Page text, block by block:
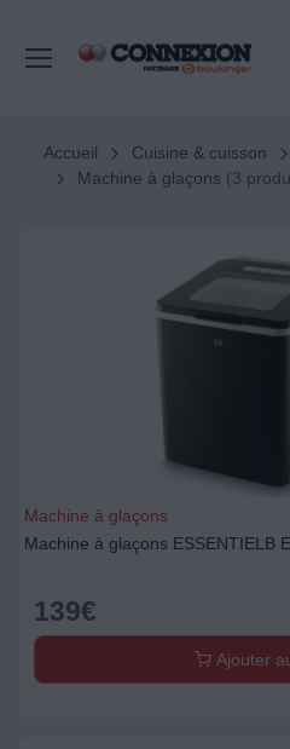
Accueil Cuisine & cuisson
Machine à glaçons (3
Machine à glaçons
Machine à glaçons ESSENTIELB
139€
Ajouter